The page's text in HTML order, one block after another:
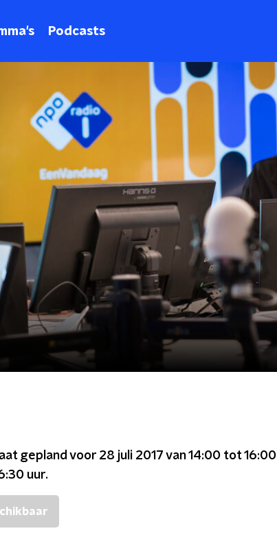
Podcasts
gepland voor 28 juli 2017 van 14:00 tot 16:00
uur.